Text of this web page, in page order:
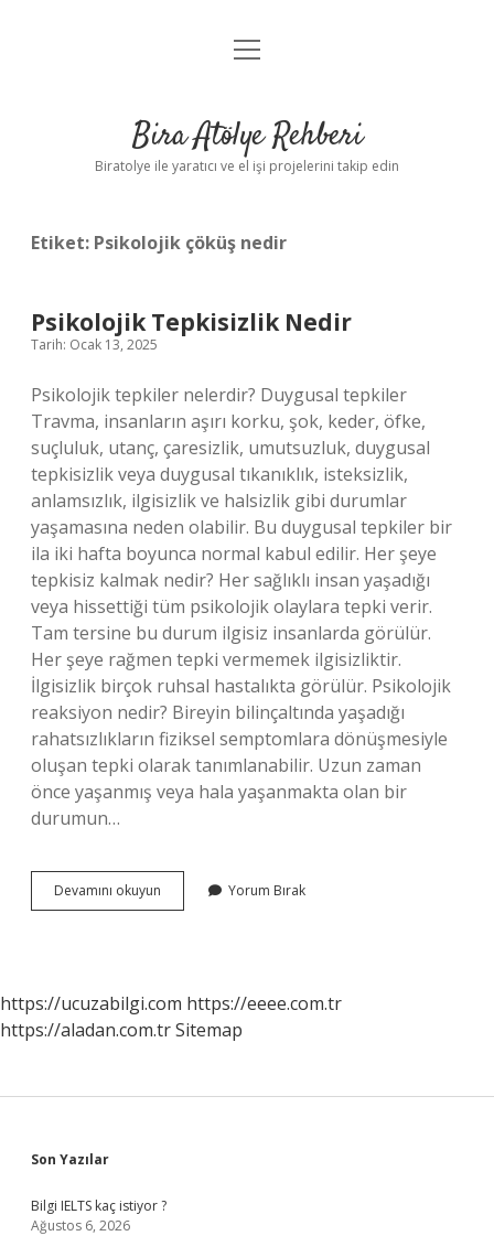
Anasayfa
Yasal Uyarı
menüyü
Bira Atölye Rehberi
Biratolye ile yaratıcı ve el işi projelerini takip edin
Etiket: Psikolojik çöküş nedir
Psikolojik Tepkisizlik Nedir
Tarih: Ocak 13, 2025
Psikolojik tepkiler nelerdir? Duygusal tepkiler
Travma, insanların aşırı korku, şok, keder, öfke,
suçluluk, utanç, çaresizlik, umutsuzluk, duygusal
tepkisizlik veya duygusal tıkanıklık, isteksizlik,
anlamsızlık, ilgisizlik ve halsizlik gibi durumlar
yaşamasına neden olabilir. Bu duygusal tepkiler bir
ila iki hafta boyunca normal kabul edilir. Her şeye
tepkisiz kalmak nedir? Her sağlıklı insan yaşadığı
veya hissettiği tüm psikolojik olaylara tepki verir.
Tam tersine bu durum ilgisiz insanlarda görülür.
Her şeye rağmen tepki vermemek ilgisizliktir.
İlgisizlik birçok ruhsal hastalıkta görülür. Psikolojik
reaksiyon nedir? Bireyin bilinçaltında yaşadığı
rahatsızlıkların fiziksel semptomlara dönüşmesiyle
oluşan tepki olarak tanımlanabilir. Uzun zaman
önce yaşanmış veya hala yaşanmakta olan bir
durumun…
Devamını okuyun Psikolojik
Tepkisizlik
Yorum Bırak
https://ucuzabilgi.com https://eeee.com.tr
https://aladan.com.trSitemap
Sidebar
Son Yazılar
Bilgi IELTS kaç istiyor ?
Ağustos 6, 2026